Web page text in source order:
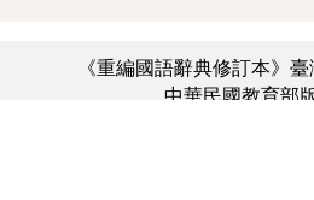
《重編國語辭典修訂本》
中華民國教育部